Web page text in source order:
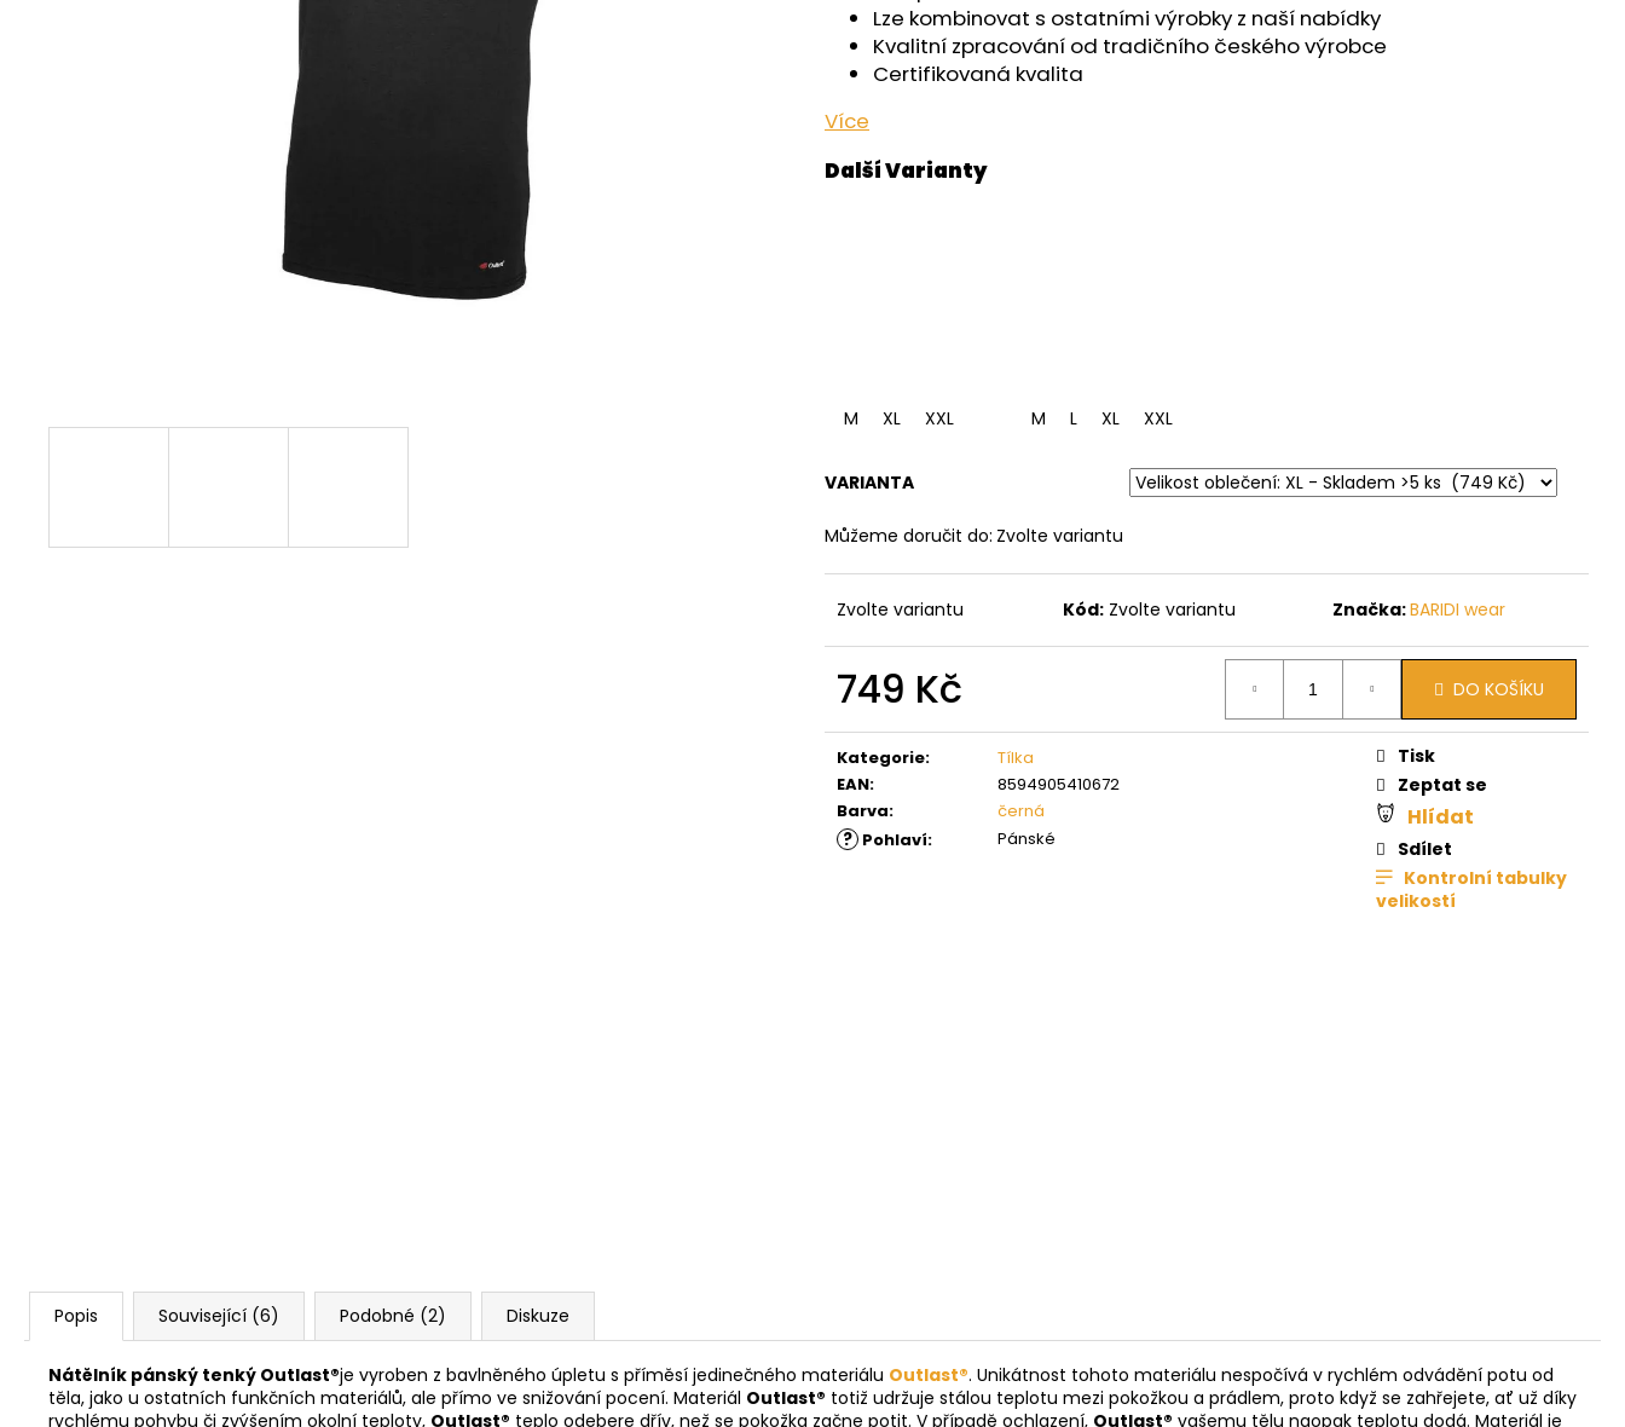
Lze kombinovat s ostatními výrobky z naší nabídky
Kvalitní zpracování od tradičního českého výrobce
Certifikovaná kvalita
Více
M XL XXL M L XL XXL
VARIANTA
Můžeme doručit do: Zvolte variantu
Zvolte variantu Kód: Zvolte variantu Značka:BARIDI wear
749 Kč DO KOŠÍKU
Kategorie:
Tílka
EAN:
8594905410672
Barva: černá
? Pohlaví: Pánské
Tisk
Zeptat se
Hlídat
Sdílet
Kontrolní tabulky
velikostí
Popis Související (6) Podobné (2) Diskuze
Nátělník pánský tenký Outlast®je vyroben z bavlněného úpletu s příměsí jedinečného materiálu Outlast®. Unikátnost tohoto materiálu nespočívá v rychlém odvádění potu od
těla, jako u ostatních funkčních materiálů, ale přímo ve snižování pocení. Materiál Outlast® totiž udržuje stálou teplotu mezi pokožkou a prádlem, proto když se zahřejete, ať už díky
rychlému pohybu či zvýšením okolní teploty, Outlast® teplo odebere dřív, než se pokožka začne potit. V případě ochlazení, Outlast® vašemu tělu naopak teplotu dodá. Materiál je
599 Kč